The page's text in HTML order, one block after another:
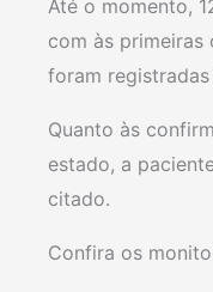
Até o momento,
com às primeiras
foram
Quanto às
estado, a
citado.
Confira os